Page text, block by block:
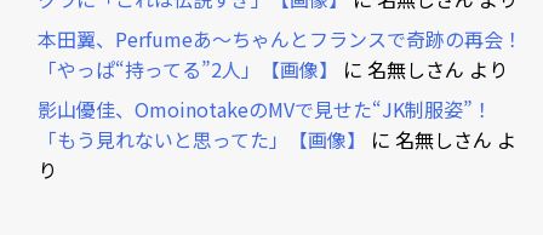
本田翼、Perfumeあ～ちゃんとフランスで奇跡の再会！
「やっぱ“持ってる”2人」【画像】
に 名無しさん より
影山優佳、OmoinotakeのMVで見せた“JK制服姿”！
「もう見れないと思ってた」【画像】
に 名無しさん よ
り